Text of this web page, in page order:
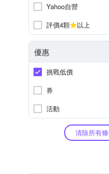
Yahoo自營
評價4顆
以上
優惠
挑戰低價
券
活動
清除所有